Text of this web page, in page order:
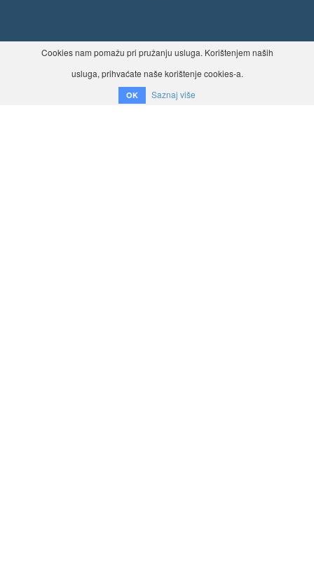
Cookies nam pomažu pri pružanju usluga. Korištenjem naših
usluga, prihvaćate naše korištenje cookies-a.
OK Saznaj više